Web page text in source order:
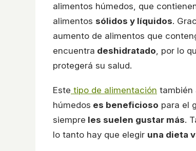
alimentos húmedos, que
alimentos sólidos y líquidos.
aumento de alimentos que
encuentra deshidratado , por lo
protegerá su salud.
Este tipo de alimentación también
húmedos es beneficioso para el
siempre les suelen gustar más.
lo tanto hay que elegir una dieta